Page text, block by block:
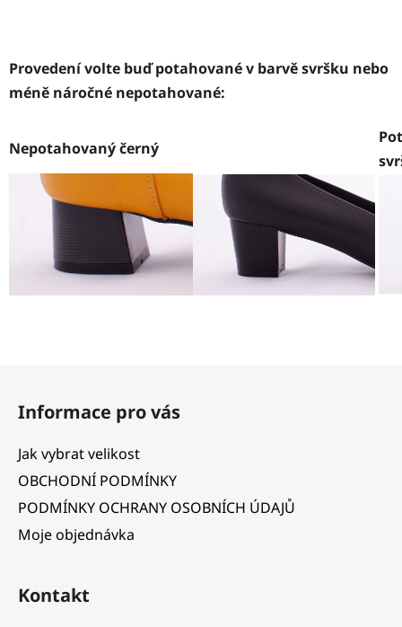
Provedení volte buď potahované v barvě svršku nebo
méně náročné nepotahované:
Nepotahovaný černý
Informace pro vás
Jak vybrat velikost
OBCHODNÍ PODMÍNKY
PODMÍNKY OCHRANY OSOBNÍCH ÚDAJŮ
Moje objednávka
Kontakt